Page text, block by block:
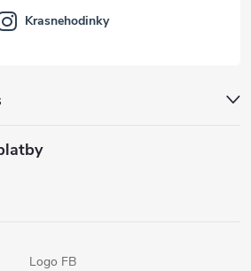
Krasnehodinky
Logo FB